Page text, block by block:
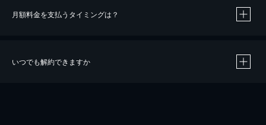
※40％ポイント還元の対象は、クレジットカード決済による作品の購入 / レンタルです。
iOSアプリのUコイン決済による作品の購入 / レンタルは、20％のポイント還元です。
月額料金を支払うタイミングは？
いつでも解約できますか